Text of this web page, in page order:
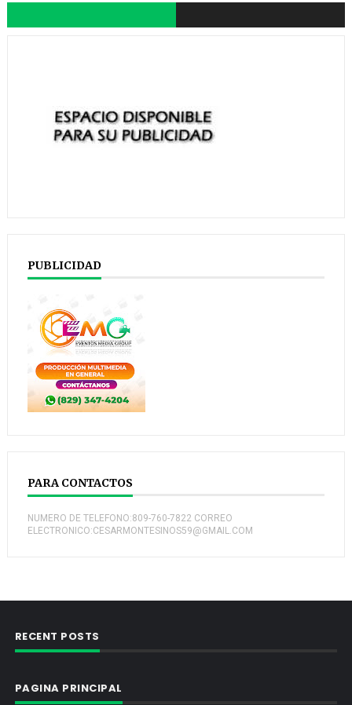
PUBLICIDAD
PARA CONTACTOS
NUMERO DE TELEFONO:809-760-7822 CORREO
ELECTRONICO:CESARMONTESINOS59@GMAIL.COM
RECENT POSTS
PAGINA PRINCIPAL